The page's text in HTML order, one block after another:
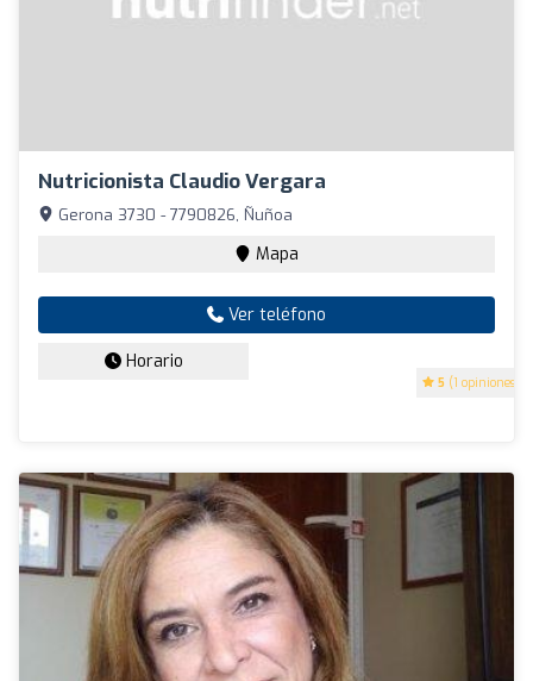
Nutricionista Claudio Vergara
5 (1 opiniones)
Gerona 3730 - 7790826, Ñuñoa
Mapa
Ver teléfono
Horario